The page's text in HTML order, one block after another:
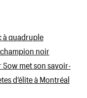
à quadruple
noir
met son savoir-
d’élite à Montréal